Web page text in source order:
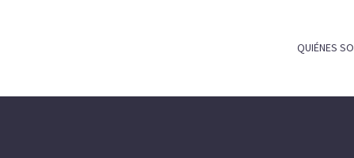
QUIÉNES